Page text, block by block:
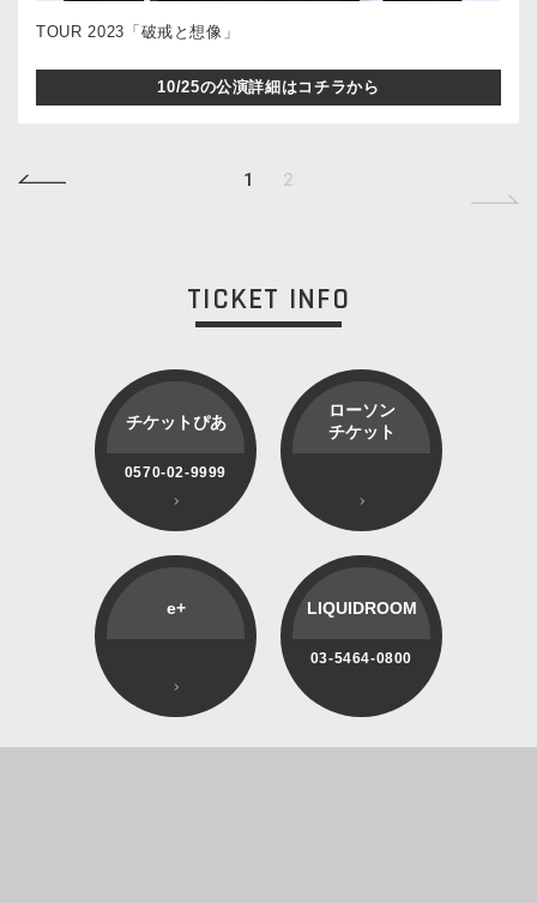
TOUR 2023「破戒と想像」
10/25の公演詳細はコチラから
1 2
TICKET INFO
チケットぴあ
0570-02-9999
ローソン
チケット
e+ LIQUIDROOM
03-5464-0800